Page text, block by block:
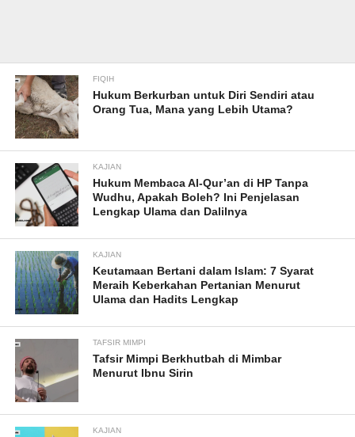
FIQIH
Hukum Berkurban untuk Diri Sendiri atau
Orang Tua, Mana yang Lebih Utama?
KAJIAN
Hukum Membaca Al-Qur’an di HP Tanpa
Wudhu, Apakah Boleh? Ini Penjelasan
Lengkap Ulama dan Dalilnya
KAJIAN
Keutamaan Bertani dalam Islam: 7 Syarat
Meraih Keberkahan Pertanian Menurut
Ulama dan Hadits Lengkap
TAFSIR MIMPI
Tafsir Mimpi Berkhutbah di Mimbar
Menurut Ibnu Sirin
KAJIAN